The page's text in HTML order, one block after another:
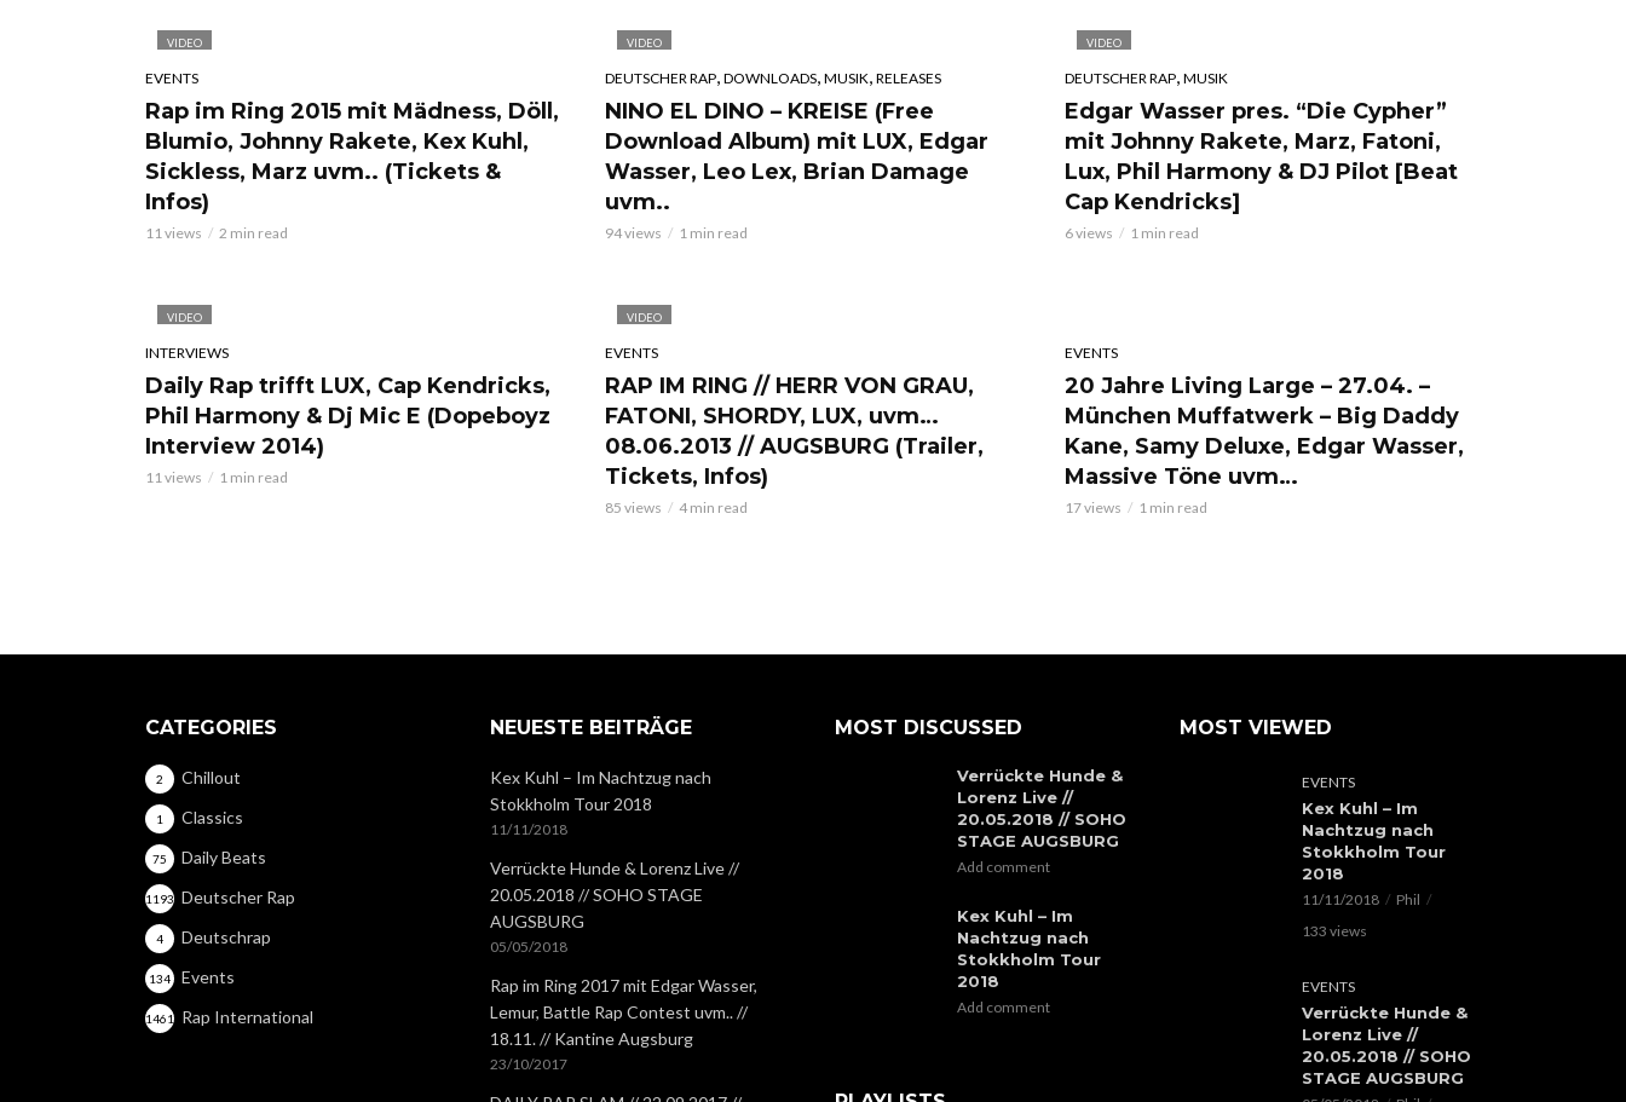
VIDEO
EVENTS
Rap im Ring 2015 mit Mädness, Döll,
Blumio, Johnny Rakete, Kex Kuhl,
Sickless, Marz uvm.. (Tickets &
Infos)
11 views 2 min read
VIDEO
DEUTSCHER RAP, DOWNLOADS, MUSIK, RELEASES
NINO EL DINO – KREISE (Free
Download Album) mit LUX, Edgar
Wasser, Leo Lex, Brian Damage
uvm..
94 views 1 min read
VIDEO
DEUTSCHER RAP, MUSIK
Edgar Wasser pres. “Die Cypher”
mit Johnny Rakete, Marz, Fatoni,
Lux, Phil Harmony & DJ Pilot [Beat
Cap Kendricks]
6 views 1 min read
VIDEO
INTERVIEWS
Daily Rap trifft LUX, Cap Kendricks,
Phil Harmony & Dj Mic E (Dopeboyz
Interview 2014)
11 views 1 min read
VIDEO
EVENTS
RAP IM RING // HERR VON GRAU,
FATONI, SHORDY, LUX, uvm…
08.06.2013 // AUGSBURG (Trailer,
Tickets, Infos)
85 views 4 min read
EVENTS
20 Jahre Living Large – 27.04. –
München Muffatwerk – Big Daddy
Kane, Samy Deluxe, Edgar Wasser,
Massive Töne uvm…
17 views 1 min read
CATEGORIES
Chillout
2
Classics
1
Daily Beats
75
Deutscher Rap
1193
Deutschrap
4
Events
134
Rap International
1461
NEUESTE BEITRÄGE
Kex Kuhl – Im Nachtzug nach
Stokkholm Tour 2018
11/11/2018
Verrückte Hunde & Lorenz Live //
20.05.2018 // SOHO STAGE
AUGSBURG
05/05/2018
Rap im Ring 2017 mit Edgar Wasser,
Lemur, Battle Rap Contest uvm.. //
18.11. // Kantine Augsburg
23/10/2017
MOST DISCUSSED
Verrückte Hunde &
Lorenz Live //
20.05.2018 // SOHO
STAGE AUGSBURG
Add comment
Kex Kuhl – Im
Nachtzug nach
Stokkholm Tour
2018
Add comment
MOST VIEWED
EVENTS
Kex Kuhl – Im
Nachtzug nach
Stokkholm Tour
2018
11/11/2018
Phil
133 views
EVENTS
Verrückte Hunde &
Lorenz Live //
20.05.2018 // SOHO
STAGE AUGSBURG